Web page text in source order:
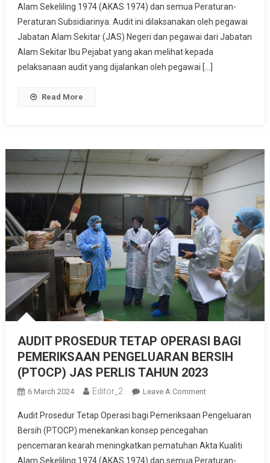
BAGI
PEMERIKSAAN
PENGELUARAN
BERSIH
(PTOCP)
Alam Sekeliling 1974 (AKAS 1974) dan semua Peraturan-
Peraturan Subsidiarinya. Audit ini dilaksanakan oleh pegawai
Jabatan Alam Sekitar (JAS) Negeri dan pegawai dari Jabatan
Alam Sekitar Ibu Pejabat yang akan melihat kepada
pelaksanaan audit yang dijalankan oleh pegawai […]
Read More
AUDIT PROSEDUR TETAP OPERASI BAGI
PEMERIKSAAN PENGELUARAN BERSIH
(PTOCP) JAS PERLIS TAHUN 2023
6 March 2024 Editor_2 Leave A CommentOn
PROSEDUR
TETAP
OPERASI
BAGI
Audit Prosedur Tetap Operasi bagi Pemeriksaan Pengeluaran
Bersih (PTOCP) menekankan konsep pencegahan
pencemaran kearah meningkatkan pematuhan Akta Kualiti
Alam Sekeliling 1974 (AKAS 1974) dan semua Peraturan-